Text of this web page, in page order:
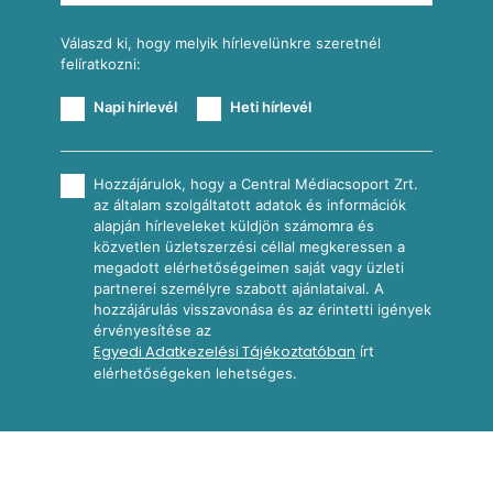
Válaszd ki, hogy melyik hírlevelünkre szeretnél
felíratkozni:
Napi hírlevél Heti hírlevél
Hozzájárulok, hogy a Central Médiacsoport Zrt.
az általam szolgáltatott adatok és információk
alapján hírleveleket küldjön számomra és
közvetlen üzletszerzési céllal megkeressen a
megadott elérhetőségeimen saját vagy üzleti
partnerei személyre szabott ajánlataival. A
hozzájárulás visszavonása és az érintetti igények
érvényesítése az
Egyedi Adatkezelési Tájékoztatóban írt
elérhetőségeken lehetséges.